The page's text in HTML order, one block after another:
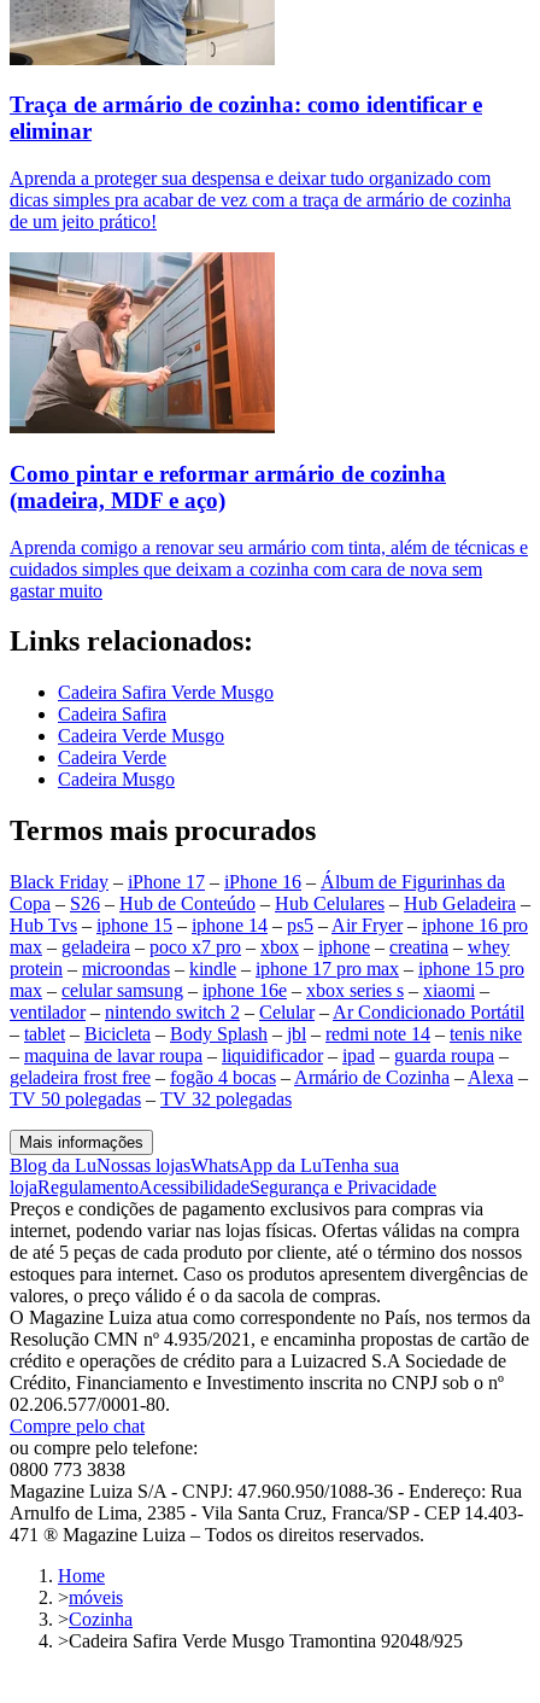
Traça de armário de cozinha: como identificar e
eliminar
Aprenda a proteger sua despensa e deixar tudo organizado com
dicas simples pra acabar de vez com a traça de armário de cozinha
de um jeito prático!
Como pintar e reformar armário de cozinha
(madeira, MDF e aço)
Aprenda comigo a renovar seu armário com tinta, além de técnicas e
cuidados simples que deixam a cozinha com cara de nova sem
gastar muito
Links relacionados:
Cadeira Safira Verde Musgo
Cadeira Safira
Cadeira Verde Musgo
Cadeira Verde
Cadeira Musgo
Termos mais procurados
Black Friday – iPhone 17 – iPhone 16 – Álbum de Figurinhas da
Copa – S26 – Hub de Conteúdo – Hub Celulares – Hub Geladeira –
Hub Tvs – iphone 15 – iphone 14 – ps5 – Air Fryer– iphone 16 pro
max – geladeira – poco x7 pro – xbox – iphone – creatina – whey
protein – microondas – kindle – iphone 17 pro max – iphone 15 pro
max – celular samsung – iphone 16e – xbox series s – xiaomi –
ventilador– nintendo switch 2 – Celular– Ar Condicionado Portátil
– tablet – Bicicleta – Body Splash – jbl – redmi note 14 – tenis nike
– maquina de lavar roupa – liquidificador– ipad – guarda roupa –
geladeira frost free – fogão 4 bocas – Armário de Cozinha – Alexa –
TV 50 polegadas – TV 32 polegadas
Mais informações
Blog da LuNossas lojasWhatsApp da LuTenha sua
lojaRegulamentoAcessibilidadeSegurança e Privacidade
Preços e condições de pagamento exclusivos para compras via
internet, podendo variar nas lojas físicas. Ofertas válidas na compra
de até 5 peças de cada produto por cliente, até o término dos nossos
estoques para internet. Caso os produtos apresentem divergências de
valores, o preço válido é o da sacola de compras.
O Magazine Luiza atua como correspondente no País, nos termos da
Resolução CMN nº 4.935/2021, e encaminha propostas de cartão de
crédito e operações de crédito para a Luizacred S.A Sociedade de
Crédito, Financiamento e Investimento inscrita no CNPJ sob o nº
02.206.577/0001-80.
Compre pelo chat
ou compre pelo telefone:
0800 773 3838
Magazine Luiza S/A - CNPJ: 47.960.950/1088-36 - Endereço: Rua
Arnulfo de Lima, 2385 - Vila Santa Cruz, Franca/SP - CEP 14.403-
471 ® Magazine Luiza – Todos os direitos reservados.
Home
>móveis
>Cozinha
>Cadeira Safira Verde Musgo Tramontina 92048/925